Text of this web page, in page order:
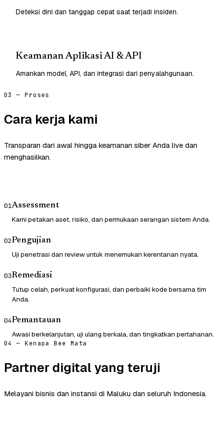
Deteksi dini dan tanggap cepat saat terjadi insiden.
Keamanan Aplikasi AI & API
Amankan model, API, dan integrasi dari penyalahgunaan.
03 — Proses
Cara kerja kami
Transparan dari awal hingga keamanan siber Anda live dan
menghasilkan.
01Assessment
Kami petakan aset, risiko, dan permukaan serangan sistem Anda.
02Pengujian
Uji penetrasi dan review untuk menemukan kerentanan nyata.
03Remediasi
Tutup celah, perkuat konfigurasi, dan perbaiki kode bersama tim
Anda.
04Pemantauan
Awasi berkelanjutan, uji ulang berkala, dan tingkatkan pertahanan.
04 — Kenapa Bee Mata
Partner digital yang teruji
Melayani bisnis dan instansi di Maluku dan seluruh Indonesia.